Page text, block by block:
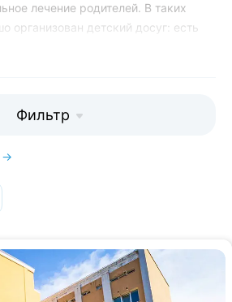
лечение родителей. В таких
организован детский досуг: есть
воспитателями,
в котором вы получите
консультация бесплатны.
Фильтр
→